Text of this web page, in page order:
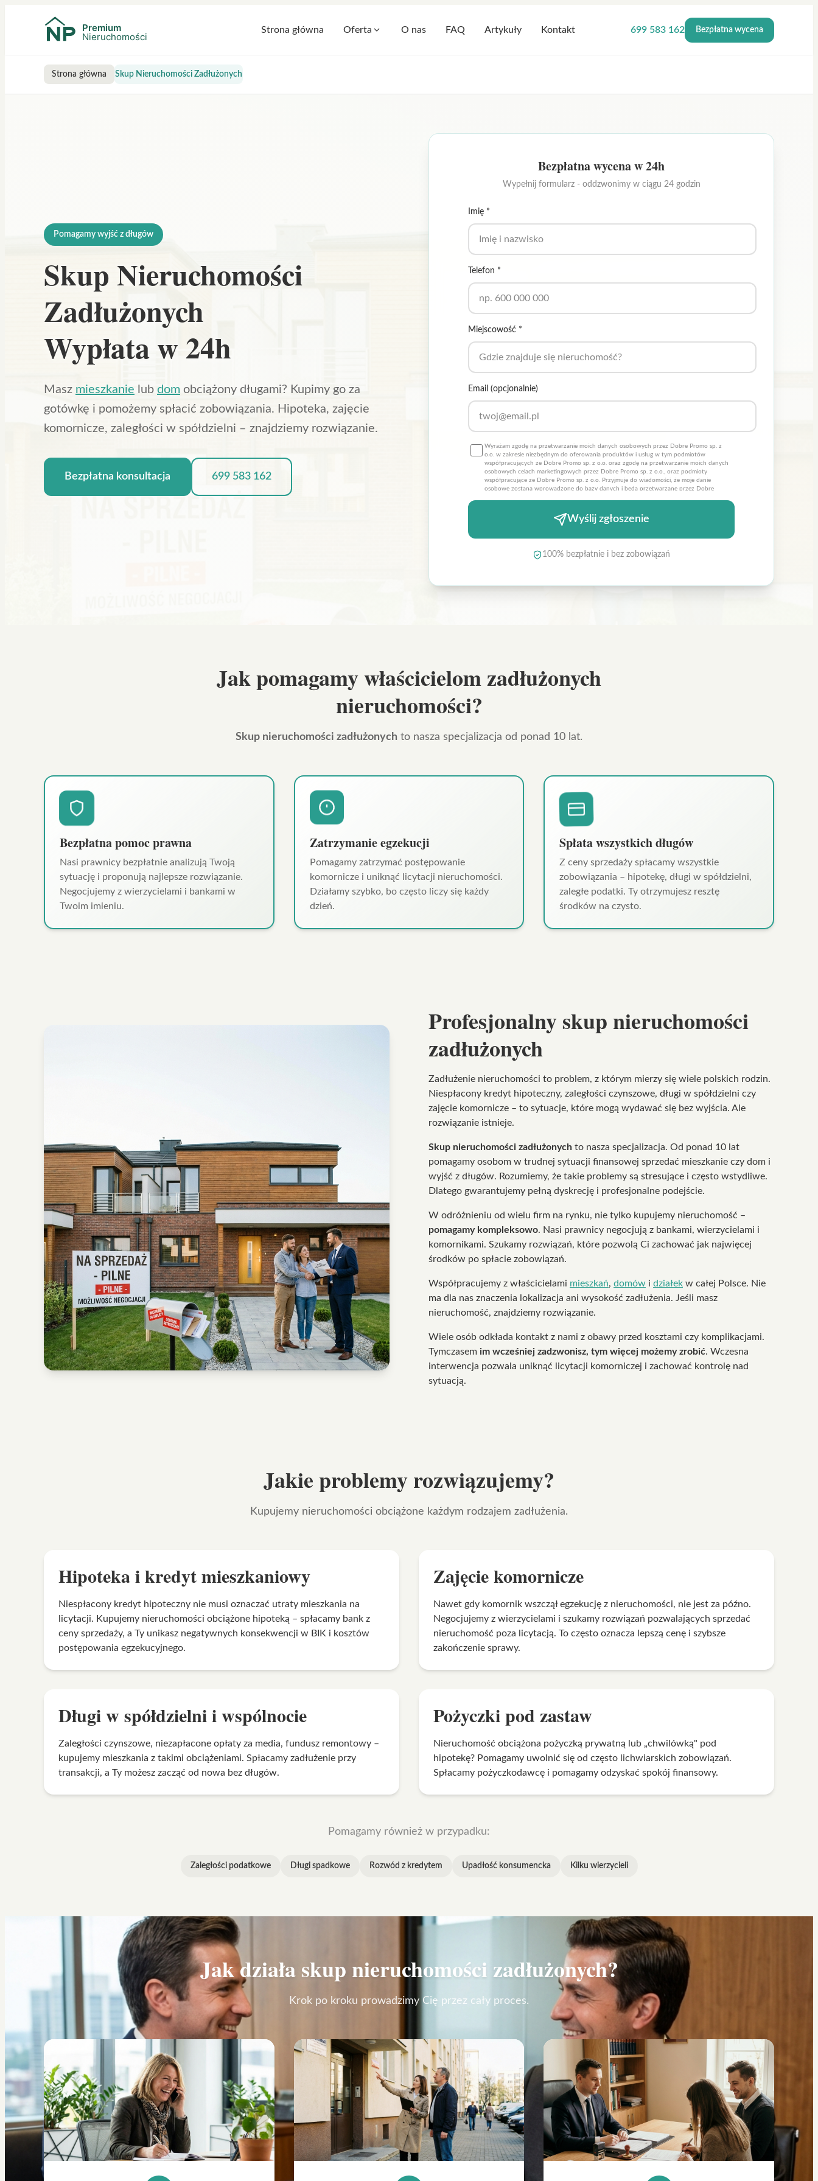
Strona główna Oferta O nas FAQ Artykuły Kontakt 699 583 162 Bezpłatna wycena
Strona główna Skup Nieruchomości Zadłużonych
Pomagamy wyjść z długów
Skup Nieruchomości
Zadłużonych
Wypłata w 24h
Masz mieszkanie lub dom obciążony długami? Kupimy go za
gotówkę i pomożemy spłacić zobowiązania. Hipoteka, zajęcie
komornicze, zaległości w spółdzielni – znajdziemy rozwiązanie.
Bezpłatna konsultacja 699 583 162
Bezpłatna wycena w 24h
Wypełnij formularz - oddzwonimy w ciągu 24 godzin
Imię *
Telefon *
Miejscowość *
Email (opcjonalnie)
Wyrażam zgodę na przetwarzanie moich danych osobowych przez Dobre Promo sp. z
o.o. w zakresie niezbędnym do oferowania produktów i usług w tym podmiotów
współpracujących ze Dobre Promo sp. z o.o. oraz zgodę na przetwarzanie moich danych
osobowych celach marketingowych przez Dobre Promo sp. z o.o., oraz podmioty
współpracujące ze Dobre Promo sp. z o.o. Przyjmuje do wiadomości, że moje danie
osobowe zostaną wprowadzone do bazy danych i będą przetwarzane przez Dobre
danych ich poprawienia lub usunięcia. Administratorami danych osobowych jest Dobre
Promo sp. z o.o. z siedzibą w Szczecinie ul. Cyfrowa 6 *
Wyślij zgłoszenie
100% bezpłatnie i bez zobowiązań
Jak pomagamy właścicielom zadłużonych
nieruchomości?
Skup nieruchomości zadłużonych to nasza specjalizacja od ponad 10 lat.
Bezpłatna pomoc prawna
Nasi prawnicy bezpłatnie analizują Twoją
sytuację i proponują najlepsze rozwiązanie.
Negocjujemy z wierzycielami i bankami w
Twoim imieniu.
Zatrzymanie egzekucji
Pomagamy zatrzymać postępowanie
komornicze i uniknąć licytacji nieruchomości.
Działamy szybko, bo często liczy się każdy
dzień.
Spłata wszystkich długów
Z ceny sprzedaży spłacamy wszystkie
zobowiązania – hipotekę, długi w spółdzielni,
zaległe podatki. Ty otrzymujesz resztę
środków na czysto.
Profesjonalnyskup nieruchomości
zadłużonych
Zadłużenie nieruchomości to problem, z którym mierzy się wiele polskich rodzin.
Niespłacony kredyt hipoteczny, zaległości czynszowe, długi w spółdzielni czy
zajęcie komornicze – to sytuacje, które mogą wydawać się bez wyjścia. Ale
rozwiązanie istnieje.
Skup nieruchomości zadłużonych to nasza specjalizacja. Od ponad 10 lat
pomagamy osobom w trudnej sytuacji finansowej sprzedać mieszkanie czy dom i
wyjść z długów. Rozumiemy, że takie problemy są stresujące i często wstydliwe.
Dlatego gwarantujemy pełną dyskrecję i profesjonalne podejście.
W odróżnieniu od wielu firm na rynku, nie tylko kupujemy nieruchomość –
pomagamy kompleksowo. Nasi prawnicy negocjują z bankami, wierzycielami i
komornikami. Szukamy rozwiązań, które pozwolą Ci zachować jak najwięcej
środków po spłacie zobowiązań.
Współpracujemy z właścicielami mieszkań, domów i działek w całej Polsce. Nie
ma dla nas znaczenia lokalizacja ani wysokość zadłużenia. Jeśli masz
nieruchomość, znajdziemy rozwiązanie.
Wiele osób odkłada kontakt z nami z obawy przed kosztami czy komplikacjami.
Tymczasem im wcześniej zadzwonisz, tym więcej możemy zrobić. Wczesna
interwencja pozwala uniknąć licytacji komorniczej i zachować kontrolę nad
sytuacją.
Jakie problemy rozwiązujemy?
Kupujemy nieruchomości obciążone każdym rodzajem zadłużenia.
Hipoteka i kredyt mieszkaniowy
Niespłacony kredyt hipoteczny nie musi oznaczać utraty mieszkania na
licytacji. Kupujemy nieruchomości obciążone hipoteką – spłacamy bank z
ceny sprzedaży, a Ty unikasz negatywnych konsekwencji w BIK i kosztów
postępowania egzekucyjnego.
Zajęcie komornicze
Nawet gdy komornik wszczął egzekucję z nieruchomości, nie jest za późno.
Negocjujemy z wierzycielami i szukamy rozwiązań pozwalających sprzedać
nieruchomość poza licytacją. To często oznacza lepszą cenę i szybsze
zakończenie sprawy.
Długi w spółdzielni i wspólnocie
Zaległości czynszowe, niezapłacone opłaty za media, fundusz remontowy –
kupujemy mieszkania z takimi obciążeniami. Spłacamy zadłużenie przy
transakcji, a Ty możesz zacząć od nowa bez długów.
Pożyczki pod zastaw
Nieruchomość obciążona pożyczką prywatną lub „chwilówką" pod
hipotekę? Pomagamy uwolnić się od często lichwiarskich zobowiązań.
Spłacamy pożyczkodawcę i pomagamy odzyskać spokój finansowy.
Pomagamy również w przypadku:
Zaległości podatkowe Długi spadkowe Rozwód z kredytem Upadłość konsumencka Kilku wierzycieli
Jak działaskup nieruchomości zadłużonych?
Krok po kroku prowadzimy Cię przez cały proces.